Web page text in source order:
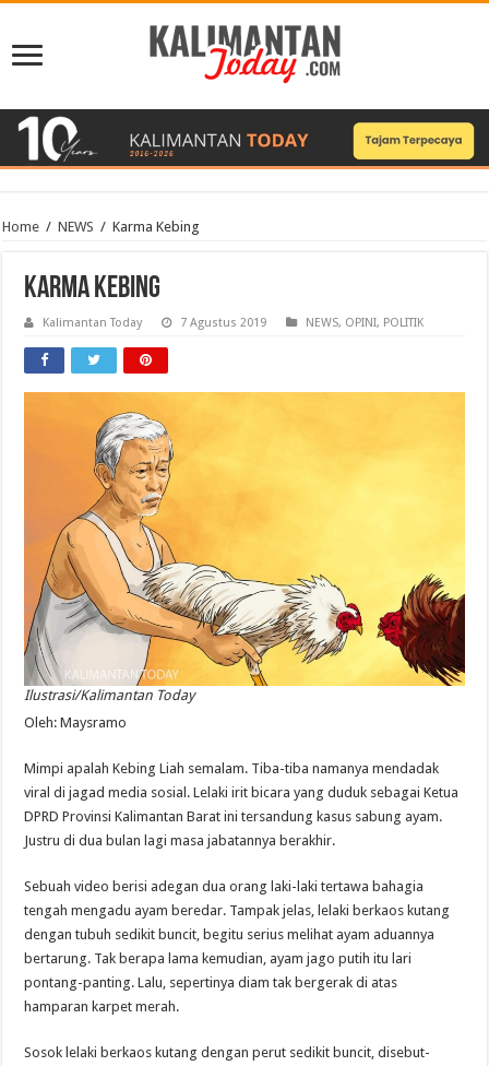
Home / NEWS / Karma Kebing
Karma Kebing
Kalimantan Today 7 Agustus 2019 NEWS, OPINI, POLITIK
Ilustrasi/Kalimantan Today
Oleh: Maysramo
Mimpi apalah Kebing Liah semalam. Tiba-tiba namanya mendadak
viral di jagad media sosial. Lelaki irit bicara yang duduk sebagai Ketua
DPRD Provinsi Kalimantan Barat ini tersandung kasus sabung ayam.
Justru di dua bulan lagi masa jabatannya berakhir.
Sebuah video berisi adegan dua orang laki-laki tertawa bahagia
tengah mengadu ayam beredar. Tampak jelas, lelaki berkaos kutang
dengan tubuh sedikit buncit, begitu serius melihat ayam aduannya
bertarung. Tak berapa lama kemudian, ayam jago putih itu lari
pontang-panting. Lalu, sepertinya diam tak bergerak di atas
hamparan karpet merah.
Sosok lelaki berkaos kutang dengan perut sedikit buncit, disebut-